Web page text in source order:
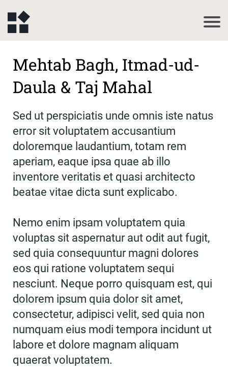
Mehtab Bagh, Itmad-ud-
Daula & Taj Mahal
Sed ut perspiciatis unde omnis iste natus
error sit voluptatem accusantium
doloremque laudantium, totam rem
aperiam, eaque ipsa quae ab illo
inventore veritatis et quasi architecto
beatae vitae dicta sunt explicabo.
Nemo enim ipsam voluptatem quia
voluptas sit aspernatur aut odit aut fugit,
sed quia consequuntur magni dolores
eos qui ratione voluptatem sequi
nesciunt. Neque porro quisquam est, qui
dolorem ipsum quia dolor sit amet,
consectetur, adipisci velit, sed quia non
numquam eius modi tempora incidunt ut
labore et dolore magnam aliquam
quaerat voluptatem.